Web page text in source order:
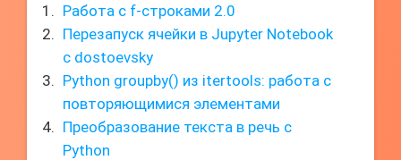
Работа с f-строками 2.0
Перезапуск ячейки в Jupyter Notebook
с dostoevsky
Python groupby() из itertools: работа с
повторяющимися элементами
Преобразование текста в речь с
Python